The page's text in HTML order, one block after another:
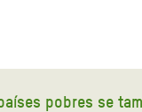
pobres se